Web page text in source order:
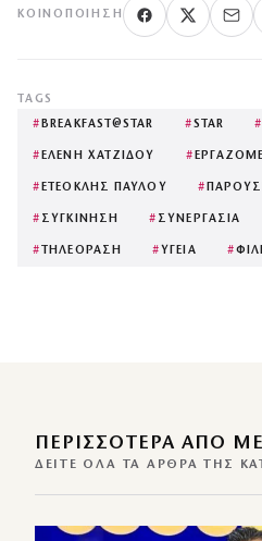
ΚΟΙΝΟΠΟΊΗΣΗ
TAGS
# BREAKFAST@STAR #STAR #
# ΕΛΕΝΗ ΧΑΤΖΙΔΟΥ #
# ΕΤΕΟΚΛΗΣ ΠΑΥΛΟΥ #
# ΣΥΓΚΙΝΗΣΗ # ΣΥΝΕΡΓΑΣΙΑ
# ΤΗΛΕΟΡΑΣΗ # ΥΓΕΙΑ #ΦΙΛΙ
ΠΕΡΙΣΣΌΤΕΡΑ ΑΠΌ
ΔΕΊΤΕ ΌΛΑ ΤΑ ΆΡΘΡΑ ΤΗΣ